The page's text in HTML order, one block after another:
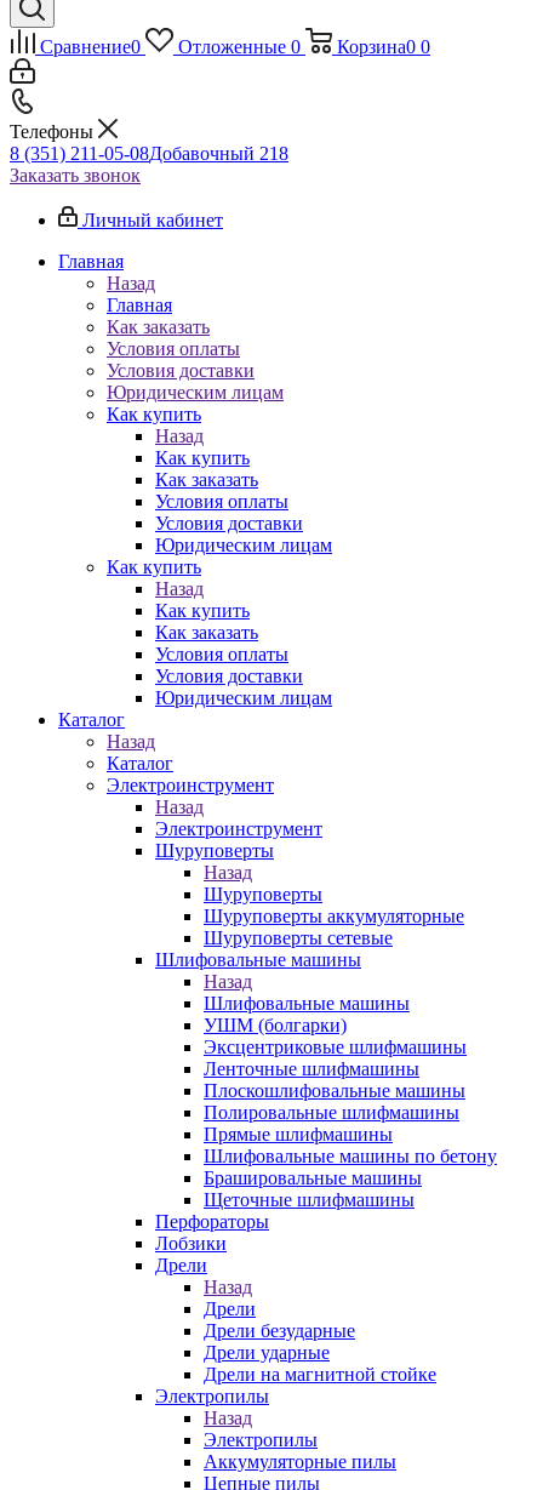
Сравнение0 Отложенные 0 Корзина0 0
Телефоны
8 (351) 211-05-08Добавочный 218
Заказать звонок
Личный кабинет
Главная
Назад
Главная
Как заказать
Условия оплаты
Условия доставки
Юридическим лицам
Как купить
Назад
Как купить
Как заказать
Условия оплаты
Условия доставки
Юридическим лицам
Как купить
Назад
Как купить
Как заказать
Условия оплаты
Условия доставки
Юридическим лицам
Каталог
Назад
Каталог
Электроинструмент
Назад
Электроинструмент
Шуруповерты
Назад
Шуруповерты
Шуруповерты аккумуляторные
Шуруповерты сетевые
Шлифовальные машины
Назад
Шлифовальные машины
УШМ (болгарки)
Эксцентриковые шлифмашины
Ленточные шлифмашины
Плоскошлифовальные машины
Полировальные шлифмашины
Прямые шлифмашины
Шлифовальные машины по бетону
Брашировальные машины
Щеточные шлифмашины
Перфораторы
Лобзики
Дрели
Назад
Дрели
Дрели безударные
Дрели ударные
Дрели на магнитной стойке
Электропилы
Назад
Электропилы
Аккумуляторные пилы
Цепные пилы